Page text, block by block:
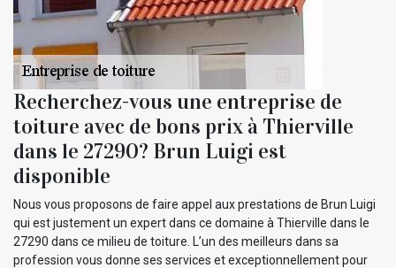
Recherchez-vous une entreprise de
toiture avec de bons prix à Thierville
dans le 27290? Brun Luigi est
disponible
Nous vous proposons de faire appel aux prestations de Brun Luigi
qui est justement un expert dans ce domaine à Thierville dans le
27290 dans ce milieu de toiture. L’un des meilleurs dans sa
profession vous donne ses services et exceptionnellement pour